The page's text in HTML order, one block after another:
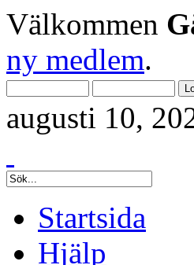
Välkommen
ny medlem.
augusti 10,
Startsida
Hjälp